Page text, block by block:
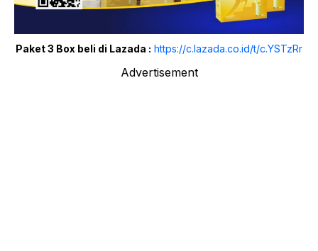
Paket 3 Box beli di Lazada : https://c.lazada.co.id/t/c.YSTzRr
Advertisement